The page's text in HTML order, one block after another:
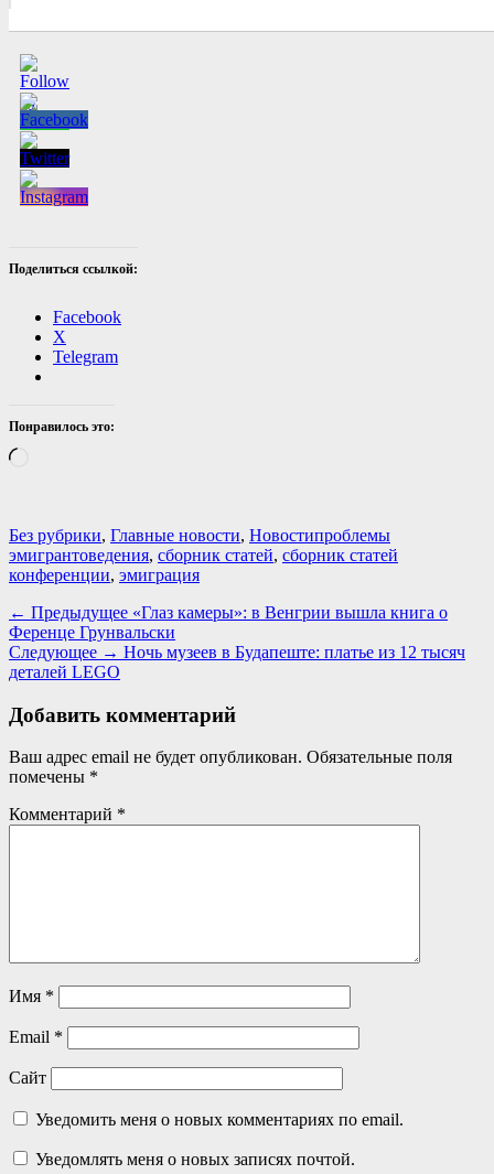
Поделиться ссылкой:
Facebook
X
Telegram
Понравилось это:
Категории
Без рубрики, Главные новости, НовостиТеги
проблемы
эмигрантоведения, сборник статей, сборник статей
конференции, эмиграция
Навигация
по
записям
← Предыдущее Предыдущая
запись:
«Глаз камеры»: в Венгрии вышла книга о
Ференце Грунвальски
Следующее → Следующая
Ночь музеев в Будапеште: платье из 12 тысяч
деталей LEGO
Добавить комментарий
Ваш адрес email не будет опубликован. Обязательные поля
помечены *
Комментарий *
Имя *
Email *
Сайт
Уведомить меня о новых комментариях по email.
Уведомлять меня о новых записях почтой.